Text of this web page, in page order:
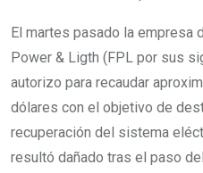
El martes pasado la
Power & Ligth (FPL por sus
autorizo para recaudar
dólares con el objetivo de
recuperación del sistema
resultó dañado tras el paso